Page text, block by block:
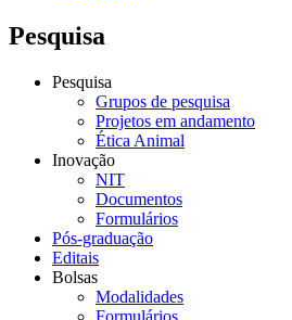
Pesquisa
Pesquisa
Grupos de pesquisa
Projetos em andamento
Ética Animal
Inovação
NIT
Documentos
Formulários
Pós-graduação
Editais
Bolsas
Modalidades
Formulários